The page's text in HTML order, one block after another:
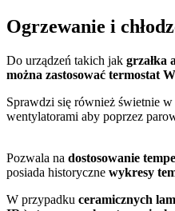
Ogrzewanie i
Do urządzeń takich jak grzałka
można zastosować termostat
Sprawdzi się również świetnie
wentylatorami aby poprzez
Pozwala na dostosowanie
posiada historyczne wykresy
W przypadku ceramicznych